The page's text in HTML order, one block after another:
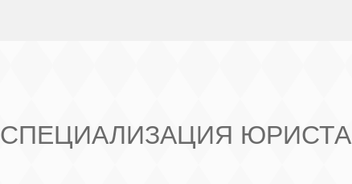
СПЕЦИАЛИЗАЦИЯ ЮРИСТА